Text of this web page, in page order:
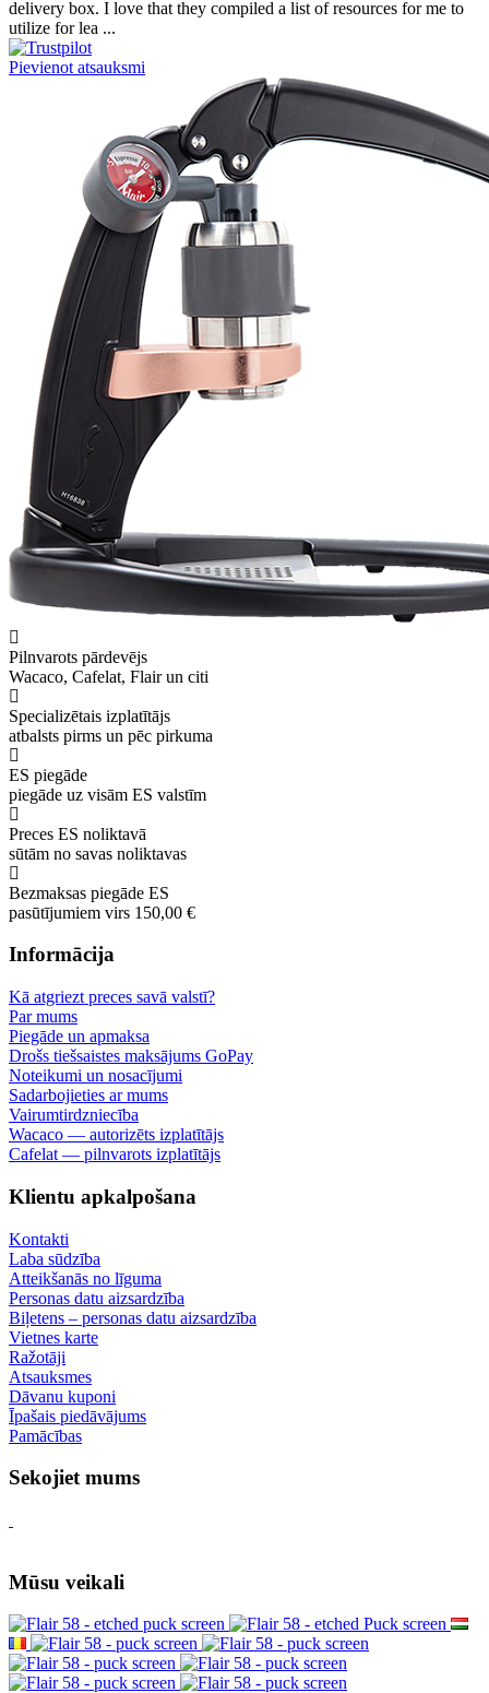
delivery box. I love that they compiled a list of resources for me to
utilize for lea ...
Pievienot atsauksmi
Pilnvarots pārdevējs
Wacaco, Cafelat, Flair un citi
Specializētais izplatītājs
atbalsts pirms un pēc pirkuma
ES piegāde
piegāde uz visām ES valstīm
Preces ES noliktavā
sūtām no savas noliktavas
Bezmaksas piegāde ES
pasūtījumiem virs 150,00 €
Informācija
Kā atgriezt preces savā valstī?
Par mums
Piegāde un apmaksa
Drošs tiešsaistes maksājums GoPay
Noteikumi un nosacījumi
Sadarbojieties ar mums
Vairumtirdzniecība
Wacaco — autorizēts izplatītājs
Cafelat — pilnvarots izplatītājs
Klientu apkalpošana
Kontakti
Laba sūdzība
Atteikšanās no līguma
Personas datu aizsardzība
Biļetens – personas datu aizsardzība
Vietnes karte
Ražotāji
Atsauksmes
Dāvanu kuponi
Īpašais piedāvājums
Pamācības
Sekojiet mums
Mūsu veikali